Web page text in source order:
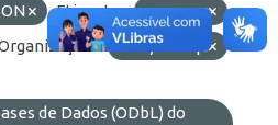
Etiquetas:
proagro
BCB/Derop
de Dados (ODbL) do